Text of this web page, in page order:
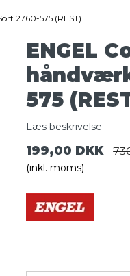
2760-575 (REST)
ENGEL
575
Læs beskrivelse
199,00 DKK
(inkl. moms)